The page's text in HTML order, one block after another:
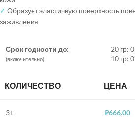
✓ Образует эластичную поверхность
заживления
Срок годности до:
(включительно)
20 гр:
10 гр:
КОЛИЧЕСТВО ЦЕНА
3+ ₽666.00